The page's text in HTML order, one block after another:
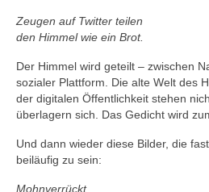
Zeugen auf Twitter teilen
den Himmel wie ein Brot.
Der Himmel wird geteilt – zwischen
sozialer Plattform. Die alte Welt des
der digitalen Öffentlichkeit stehen
überlagern sich. Das Gedicht wird
Und dann wieder diese Bilder, die
beiläufig zu sein:
Mohnverrückt